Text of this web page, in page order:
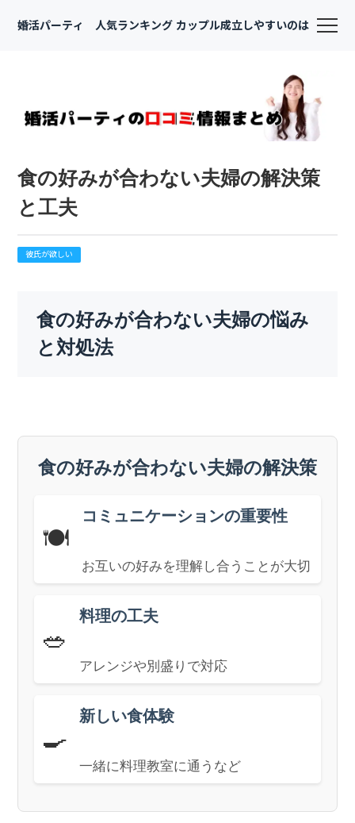
婚活パーティ 人気ランキング カップル成立しやすいのは
食の好みが合わない夫婦の解決策
と工夫
彼氏が欲しい
食の好みが合わない夫婦の悩み
と対処法
食の好みが合わない夫婦の解決策
🍽️
コミュニケーションの重要性
お互いの好みを理解し合うことが大切
🥗
料理の工夫
アレンジや別盛りで対応
🍳
新しい食体験
一緒に料理教室に通うなど